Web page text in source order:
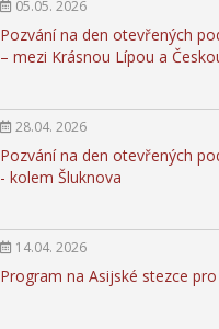
05.05. 2026
Pozvání na den otevřených
– mezi Krásnou Lípou a
28.04. 2026
Pozvání na den otevřených
- kolem Šluknova
14.04. 2026
Program na Asijské stezce